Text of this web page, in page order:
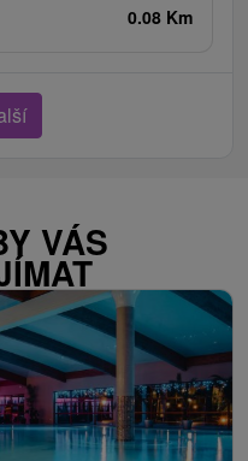
0.08 Km
VÁS